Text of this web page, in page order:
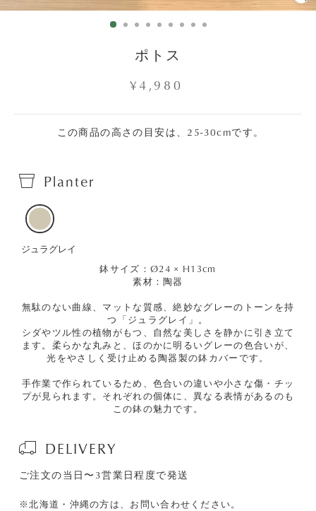
ポトス
Regular
¥4,980
この商品の高さの目安は、25-30cmです。
Planter
ジュラグレイ
鉢サイズ：Ø24 × H13cm
素材：陶器
無駄のない曲線、マットな質感、絶妙なグレーのトーンを持
つ「ジュラグレイ」。
シダやツル性の植物がもつ、自然な美しさを静かに引き立て
ます。柔らかな丸みと、ほのかに明るいグレーの色合いが、
光をやさしく受け止める陶器製の鉢カバーです。
手作業で作られているため、色合いの違いや小さな傷・チッ
プが見られます。それぞれの個体に、異なる表情があるのも
この鉢の魅力です。
DELIVERY
ご注文の当日〜3営業日程度で発送
※北海道・沖縄の方は、お問い合わせください。